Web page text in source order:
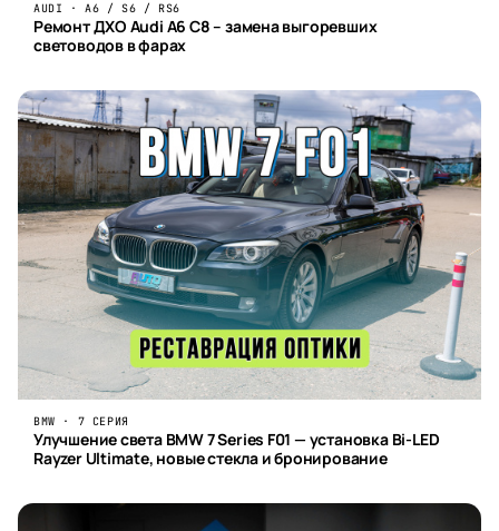
AUDI · A6 / S6 / RS6
Ремонт ДХО Audi A6 C8 – замена выгоревших
световодов в фарах
BMW · 7 СЕРИЯ
Улучшение света BMW 7 Series F01 — установка Bi-LED
Rayzer Ultimate, новые стекла и бронирование